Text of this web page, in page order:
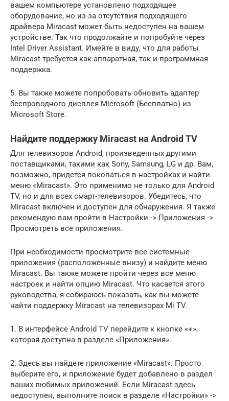
вашем компьютере установлено подходящее
оборудование, но из-за отсутствия подходящего
драйвера Miracast может быть недоступен на вашем
устройстве. Так что продолжайте и попробуйте через
Intel Driver Assistant. Имейте в виду, что для работы
Miracast требуется как аппаратная, так и программная
поддержка.
5. Вы также можете попробовать обновить адаптер
беспроводного дисплея Microsoft (Бесплатно) из
Microsoft Store.
Найдите поддержку Miracast на Android TV
Для телевизоров Android, произведенных другими
поставщиками, такими как Sony, Samsung, LG и др. Вам,
возможно, придется покопаться в настройках и найти
меню «Miracast». Это применимо не только для Android
TV, но и для всех смарт-телевизоров. Убедитесь, что
Miracast включен и доступен для обнаружения. Я также
рекомендую вам пройти в Настройки -> Приложения ->
Просмотреть все приложения.
При необходимости просмотрите все системные
приложения (расположенные внизу) и найдите меню
Miracast. Вы также можете пройти через все меню
настроек и найти опцию Miracast. Что касается этого
руководства, я собираюсь показать, как вы можете
найти поддержку Miracast на телевизорах Mi TV.
1. В интерфейсе Android TV перейдите к кнопке «+»,
которая доступна в разделе «Приложения».
2. Здесь вы найдете приложение «Miracast». Просто
выберите его, и приложение будет добавлено в раздел
ваших любимых приложений. Если Miracast здесь
недоступен, выполните поиск в разделе «Настройки» ->